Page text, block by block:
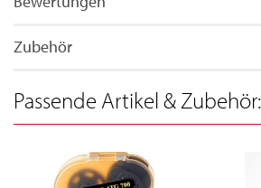
Zubehör
Passende Artikel & Zubehör: